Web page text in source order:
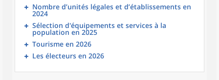
Nombre d’unités légales et d’établissements en
2024
Sélection d'équipements et services à la
population en 2025
Tourisme en 2026
Les électeurs en 2026